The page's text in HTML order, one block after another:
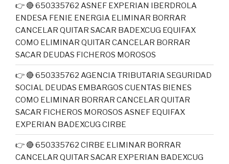
👉 🔴 650335762 ASNEF EXPERIAN IBERDROLA
ENDESA FENIE ENERGIA ELIMINAR BORRAR
CANCELAR QUITAR SACAR BADEXCUG EQUIFAX
COMO ELIMINAR QUITAR CANCELAR BORRAR
SACAR DEUDAS FICHEROS MOROSOS
👉 🔴 650335762 AGENCIA TRIBUTARIA SEGURIDAD
SOCIAL DEUDAS EMBARGOS CUENTAS BIENES
COMO ELIMINAR BORRAR CANCELAR QUITAR
SACAR FICHEROS MOROSOS ASNEF EQUIFAX
EXPERIAN BADEXCUG CIRBE
👉 🔴 650335762 CIRBE ELIMINAR BORRAR
CANCELAR QUITAR SACAR EXPERIAN BADEXCUG